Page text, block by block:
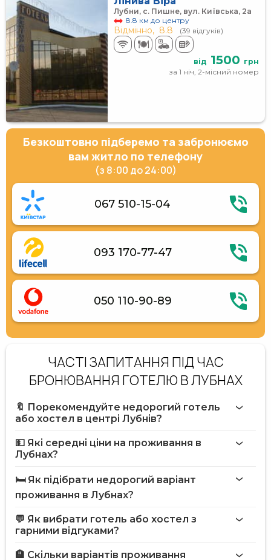
Лубни, с. Пишне, вул. Київська, 2а
8.8 км до центру
Відмінно, 8.8 (39 відгуків)
від 1500 грн
за 1 ніч, 2-місний номер
Безкоштовно підберемо та забронюємо
вам житло по телефону
(з 8:00 до 24:00)
067 510-15-04
093 170-77-47
050 110-90-89
ЧАСТІ ЗАПИТАННЯ ПІД ЧАС
БРОНЮВАННЯ ГОТЕЛЮ В ЛУБНАХ
🔖 Порекомендуйте недорогий готель
або хостел в центрі Лубнів?
💵 Які середні ціни на проживання в
Лубнах?
🛏️ Як підібрати недорогий варіант
проживання в Лубнах?
💬 Як вибрати готель або хостел з
гарними відгуками?
🏨 Скільки варіантів проживання